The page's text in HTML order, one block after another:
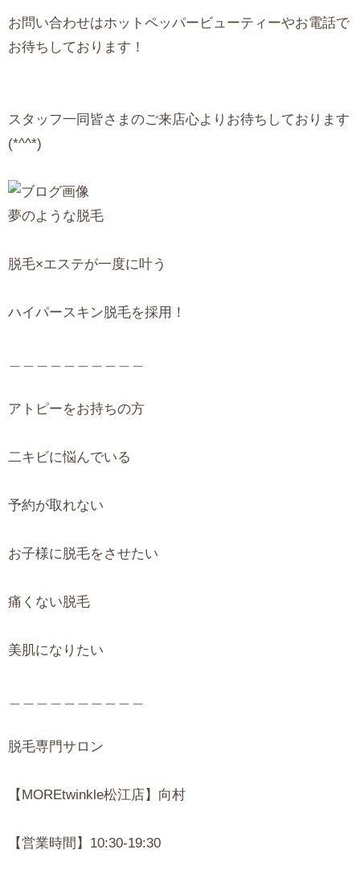
お問い合わせはホットペッパービューティーやお電話で
お待ちしております！
スタッフ一同皆さまのご来店心よりお待ちしております
(*^^*)
夢のような脱毛
脱毛×エステが一度に叶う
ハイパースキン脱毛を採用！
アトピーをお持ちの方
二キビに悩んでいる
予約が取れない
お子様に脱毛をさせたい
痛くない脱毛
美肌になりたい
脱毛専門サロン
【MOREtwinkle松江店】向村
【営業時間】10:30-19:30